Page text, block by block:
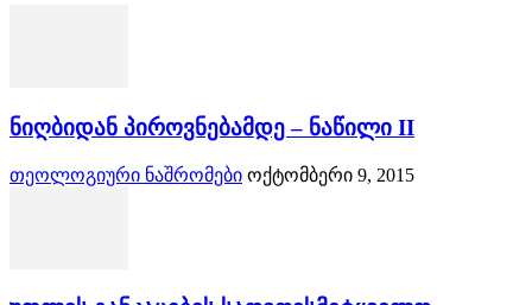
ნიღბიდან პიროვნებამდე – ნაწილი II
თეოლოგიური ნაშრომები ოქტომბერი 9, 2015